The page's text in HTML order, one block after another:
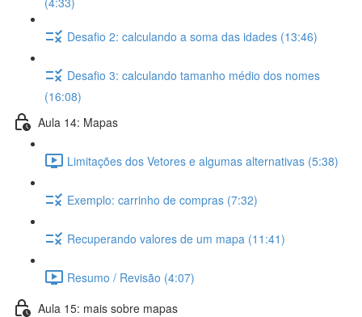
Desafio 2: calculando a soma das idades (13:46)
Desafio 3: calculando tamanho médio dos nomes
(16:08)
Aula 14: Mapas
Limitações dos Vetores e algumas alternativas (5:38)
Exemplo: carrinho de compras (7:32)
Recuperando valores de um mapa (11:41)
Resumo / Revisão (4:07)
Aula 15: mais sobre mapas